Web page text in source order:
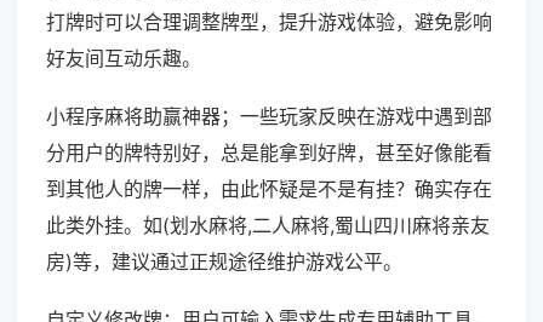
打牌时可以合理调整牌型，提升游戏体验，避免影响
好友间互动乐趣。
小程序麻将助赢神器；一些玩家反映在游戏中遇到部
分用户的牌特别好，总是能拿到好牌，甚至好像能看
到其他人的牌一样，由此怀疑是不是有挂？确实存在
此类外挂。如(划水麻将,二人麻将,蜀山四川麻将亲友
房)等，建议通过正规途径维护游戏公平。